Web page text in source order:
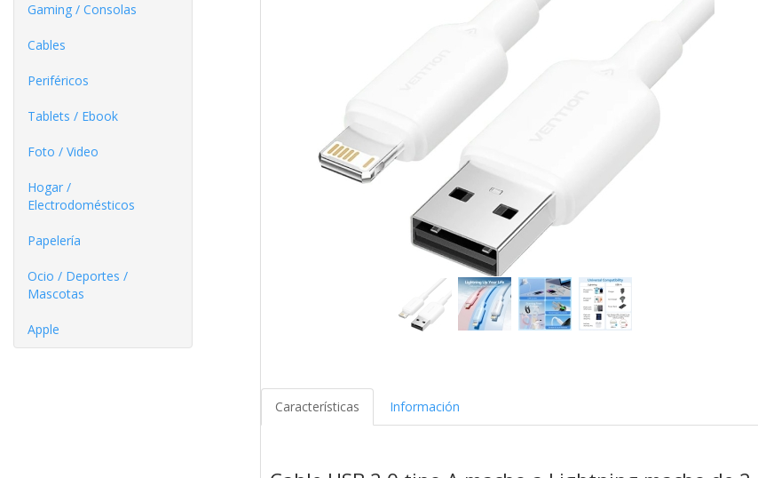
Gaming / Consolas
Cables
Periféricos
Tablets / Ebook
Foto / Video
Hogar /
Electrodomésticos
Papelería
Ocio / Deportes /
Mascotas
Apple
Características Información